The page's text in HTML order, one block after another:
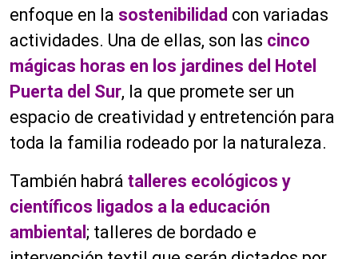
enfoque en la sostenibilidad con variadas
actividades. Una de ellas, son las cinco
mágicas horas en los jardines del Hotel
Puerta del Sur, la que promete ser un
espacio de creatividad y entretención para
toda la familia rodeado por la naturaleza.
También habrá talleres ecológicos y
científicos ligados a la educación
ambiental ; talleres de bordado e